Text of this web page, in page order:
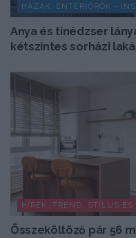
HÁZAK, ENTERIŐRÖK -
Anya és tinédzser
kétszintes sorházi
HÍREK, TREND, STÍLUS ÉS
Összeköltöző pár 56